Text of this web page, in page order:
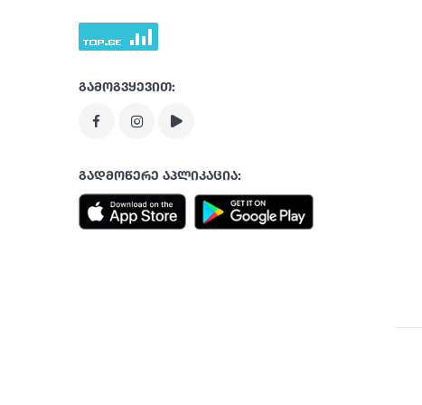
გამოგვყევით:
გადმოწერე აპლიკაცია: